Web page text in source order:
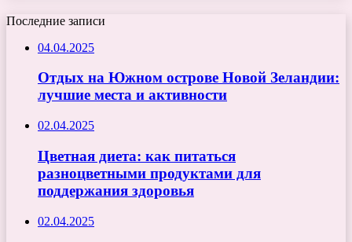
Последние записи
04.04.2025
Отдых на Южном острове Новой Зеландии:
лучшие места и активности
02.04.2025
Цветная диета: как питаться
разноцветными продуктами для
поддержания здоровья
02.04.2025